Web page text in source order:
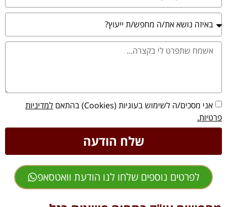
אני מסכים/ה לשימוש בעוגיות (Cookies) בהתאם
למדיניות
פרטיות.
שלח הודעה
לפרטים נוספים שלחו לנו הודעת וואטסאפ